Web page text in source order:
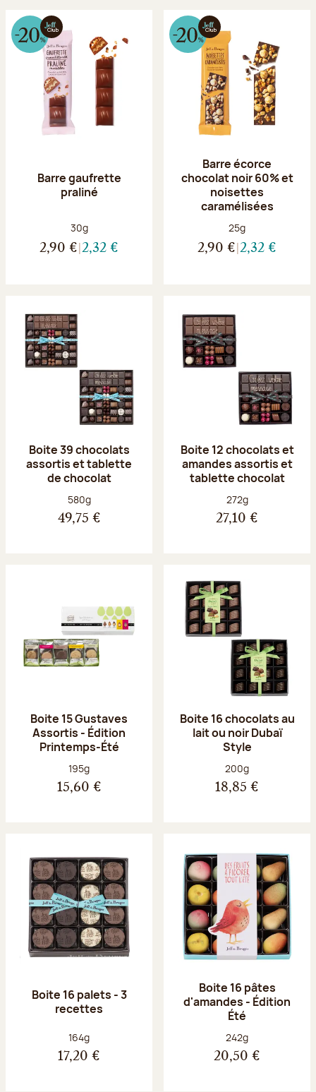
Barre gaufrette
praliné
Poids net :
30g
2,90 € 2,32 €
Barre écorce
chocolat noir 60% et
noisettes
caramélisées
Poids net :
25g
2,90 € 2,32 €
Boite 39 chocolats
assortis et tablette
de chocolat
Poids net :
580g
49,75 €
Boite 12 chocolats et
amandes assortis et
tablette chocolat
Poids net :
272g
27,10 €
Boite 15 Gustaves
Assortis - Édition
Printemps-Été
Poids net :
195g
15,60 €
Boite 16 chocolats au
lait ou noir Dubaï
Style
Poids net :
200g
18,85 €
Boite 16 palets - 3
recettes
Poids net :
164g
17,20 €
Boite 16 pâtes
d'amandes - Édition
Été
Poids net :
242g
20,50 €